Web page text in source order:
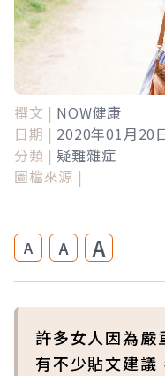
撰文 | NOW健康
日期 | 2020年01月20
分類 | 疑難雜症
圖檔來源 |
A A A
許多女人因為嚴
有不少貼文建議